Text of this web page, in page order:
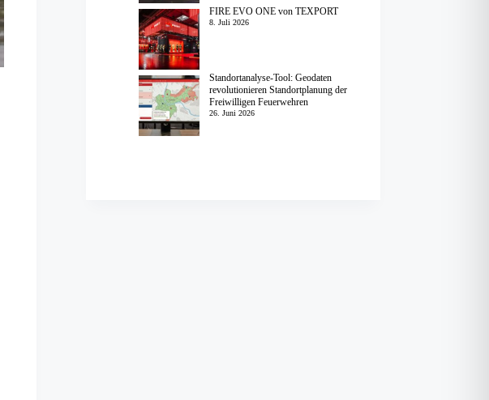
FIRE EVO ONE von TEXPORT
8. Juli 2026
Standortanalyse-Tool: Geodaten
revolutionieren Standortplanung der
Freiwilligen Feuerwehren
26. Juni 2026